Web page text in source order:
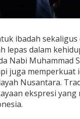
ibadah
lepas dalam
Nabi Muhammad
juga memperkuat
Nusantara.
ekspresi